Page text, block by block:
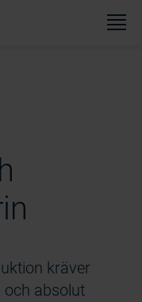
kräver
och absolut